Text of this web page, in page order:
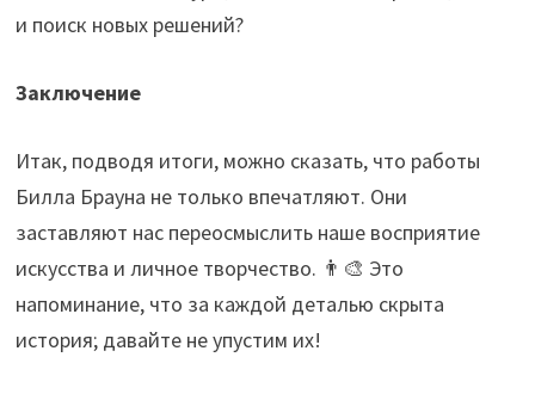
и поиск новых решений?
Заключение
Итак, подводя итоги, можно сказать, что работы
Билла Брауна не только впечатляют. Они
заставляют нас переосмыслить наше восприятие
искусства и личное творчество. 👨‍🎨 Это
напоминание, что за каждой деталью скрыта
история; давайте не упустим их!